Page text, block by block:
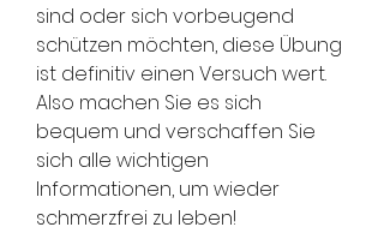
sind oder sich vorbeugend
schützen möchten, diese Übung
ist definitiv einen Versuch wert.
Also machen Sie es sich
bequem und verschaffen Sie
sich alle wichtigen
Informationen, um wieder
schmerzfrei zu leben!